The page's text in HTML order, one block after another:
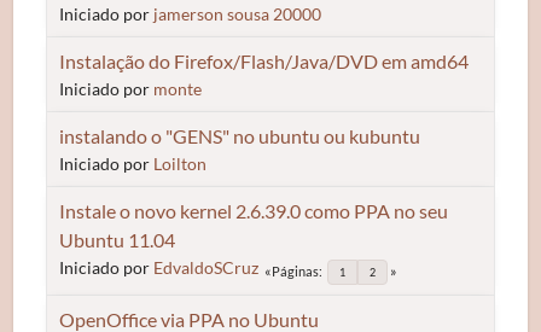
Iniciado por jamerson sousa 20000
Instalação do Firefox/Flash/Java/DVD em amd64
Iniciado por monte
instalando o "GENS" no ubuntu ou kubuntu
Iniciado por Loilton
Instale o novo kernel 2.6.39.0 como PPA no seu
Ubuntu 11.04
Iniciado por EdvaldoSCruz Páginas 1 2
OpenOffice via PPA no Ubuntu